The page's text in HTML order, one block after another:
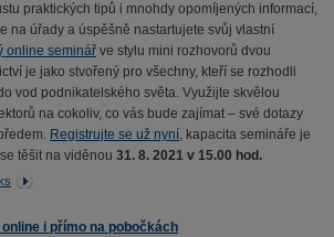
praktických tipů i mnohdy opomíjených informací,
na úřady a úspěšně nastartujete svůj vlastní
online seminář ve stylu mini rozhovorů dvou
je jako stvořený pro všechny, kteří se rozhodli
vod podnikatelského světa. Využijte skvělou
na cokoliv, co vás bude zajímat – své dotazy
Registrujte se už nyní, kapacita semináře je
těšit na viděnou 31. 8. 2021 v 15.00 hod.
i přímo na pobočkách